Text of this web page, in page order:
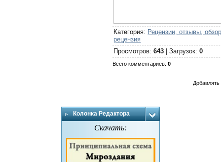
Категория: Рецензии, отзывы,
рецензия
Просмотров:643 |Загрузок:0
Всего комментариев:0
Добавлять
Колонка Редактора
Скачать: